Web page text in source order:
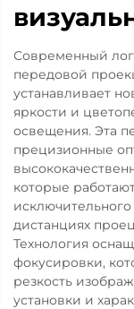
Современный
передовой
устанавливает
яркости и
освещения. Эта
прецизионные
которые
дистанциях
Технология
фокусировки,
резкость
установки и